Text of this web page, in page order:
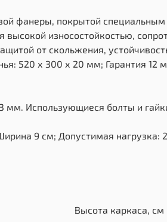
фанеры, покрытой
износостойкостью,
от скольжения,
520 х 300 х 20 мм; Гарантия 12
Использующиеся болты и
9 см; Допустимая нагрузка:
Высота каркаса, см